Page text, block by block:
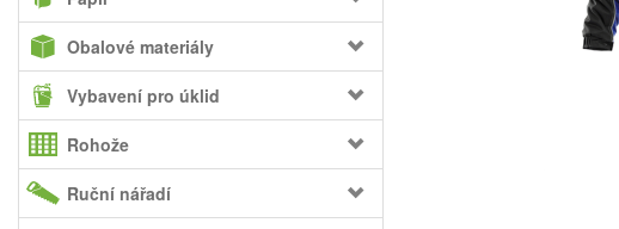
Obalové materiály
Vybavení pro úklid
Rohože
Ruční nářadí